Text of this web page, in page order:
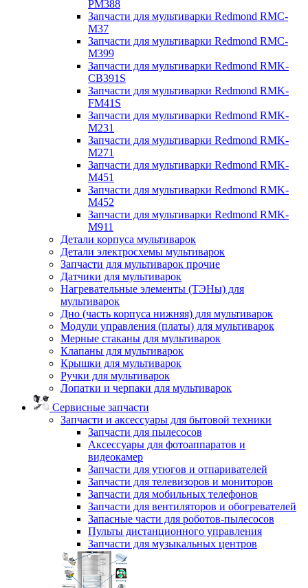
PM388
Запчасти для мультиварки Redmond RMC-
M37
Запчасти для мультиварки Redmond RMC-
M399
Запчасти для мультиварки Redmond RMK-
CB391S
Запчасти для мультиварки Redmond RMK-
FM41S
Запчасти для мультиварки Redmond RMK-
M231
Запчасти для мультиварки Redmond RMK-
M271
Запчасти для мультиварки Redmond RMK-
M451
Запчасти для мультиварки Redmond RMK-
M452
Запчасти для мультиварки Redmond RMK-
M911
Детали корпуса мультиварок
Детали электросхемы мультиварок
Запчасти для мультиварок прочие
Датчики для мультиварок
Нагревательные элементы (ТЭНы) для
мультиварок
Дно (часть корпуса нижняя) для мультиварок
Модули управления (платы) для мультиварок
Мерные стаканы для мультиварок
Клапаны для мультиварок
Крышки для мультиварок
Ручки для мультиварок
Лопатки и черпаки для мультиварок
Сервисные запчасти
Запчасти и аксессуары для бытовой техники
Запчасти для пылесосов
Аксессуары для фотоаппаратов и
видеокамер
Запчасти для утюгов и отпаривателей
Запчасти для телевизоров и мониторов
Запчасти для мобильных телефонов
Запчасти для вентиляторов и обогревателей
Запасные части для роботов-пылесосов
Пульты дистанционного управления
Запчасти для музыкальных центров